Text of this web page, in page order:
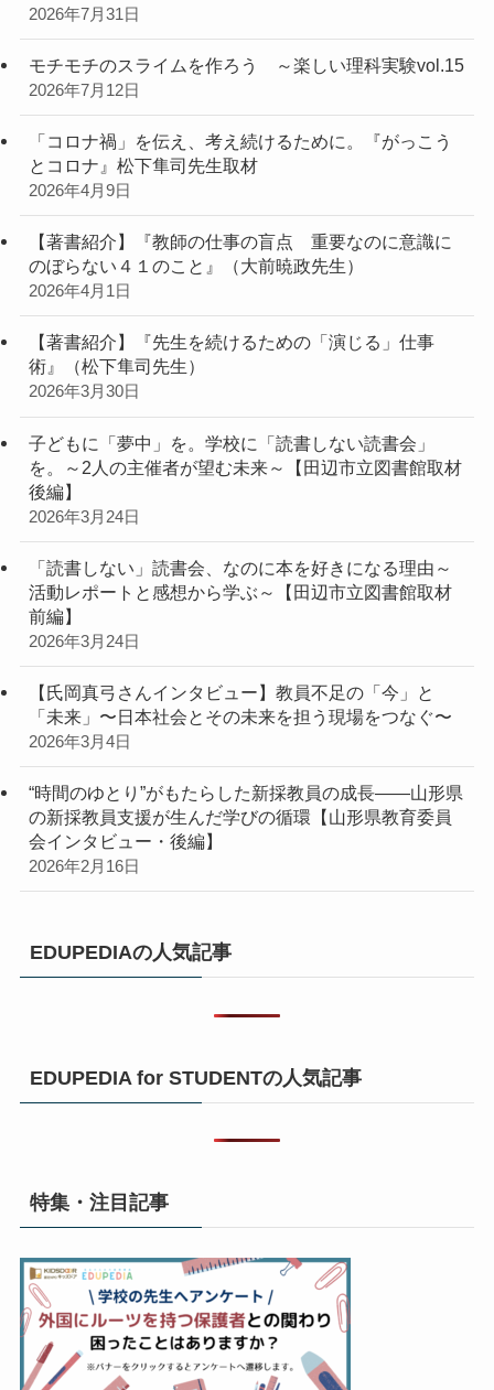
2026年7月31日
モチモチのスライムを作ろう ～楽しい理科実験vol.15
2026年7月12日
「コロナ禍」を伝え、考え続けるために。『がっこう
とコロナ』松下隼司先生取材
2026年4月9日
【著書紹介】『教師の仕事の盲点 重要なのに意識に
のぼらない４１のこと』（大前暁政先生）
2026年4月1日
【著書紹介】『先生を続けるための「演じる」仕事
術』（松下隼司先生）
2026年3月30日
子どもに「夢中」を。学校に「読書しない読書会」
を。～2人の主催者が望む未来～【田辺市立図書館取材
後編】
2026年3月24日
「読書しない」読書会、なのに本を好きになる理由～
活動レポートと感想から学ぶ～【田辺市立図書館取材
前編】
2026年3月24日
【氏岡真弓さんインタビュー】教員不足の「今」と
「未来」〜日本社会とその未来を担う現場をつなぐ〜
2026年3月4日
“時間のゆとり”がもたらした新採教員の成長――山形県
の新採教員支援が生んだ学びの循環【山形県教育委員
会インタビュー・後編】
2026年2月16日
EDUPEDIAの人気記事
EDUPEDIA for STUDENTの人気記事
特集・注目記事